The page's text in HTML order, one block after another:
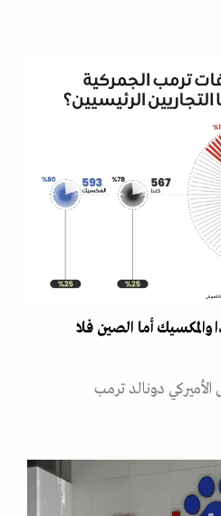
أما الصين فلا
دونالد ترمب